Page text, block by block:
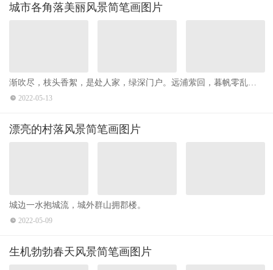
城市各角落美丽风景简笔画图片
渐吹尽，枝头香絮，是处人家，绿深门户。远浦萦回，暮帆零乱向
何许？ ​​​​
2022-05-13
漂亮的村落风景简笔画图片
城边一水抱城流，城外群山拥郡楼。
2022-05-09
生机勃勃春天风景简笔画图片